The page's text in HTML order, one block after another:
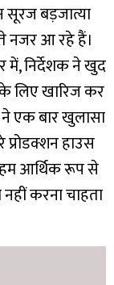
सूरज बड़जात्या
नजर आ रहे हैं।
में, निर्देशक ने खुद
लिए खारिज कर
ने एक बार खुलासा
प्रोडक्शन हाउस
आर्थिक रूप से
करना चाहता